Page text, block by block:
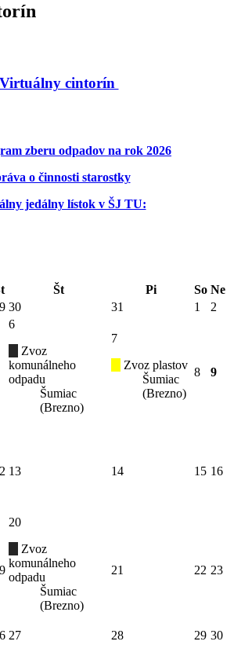
Virtuálny cintorín
zberu odpadov na rok 2026
o činnosti starostky
jedálny lístok v ŠJ TU:
Št Pi So Ne
30 31 1 2
6
Zvoz
komunálneho
odpadu
Šumiac
(Brezno)
7
Zvoz plastov
Šumiac
(Brezno)
8 9
13 14 15 16
20
Zvoz
komunálneho
odpadu
Šumiac
(Brezno)
21 22 23
27 28 29 30